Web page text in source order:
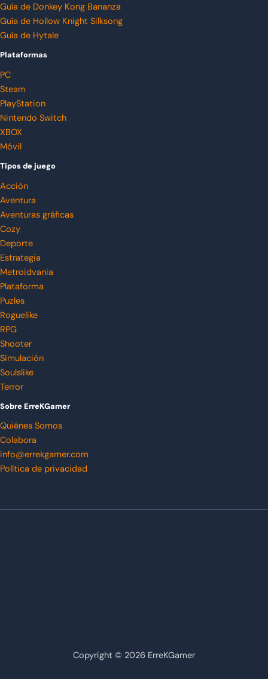
Guía de Donkey Kong Bananza
Guía de Hollow Knight Silksong
Guía de Hytale
Plataformas
PC
Steam
PlayStation
Nintendo Switch
XBOX
Móvil
Tipos de juego
Acción
Aventura
Aventuras gráficas
Cozy
Deporte
Estrategia
Metroidvania
Plataforma
Puzles
Roguelike
RPG
Shooter
Simulación
Soulslike
Terror
Sobre ErreKGamer
Quiénes Somos
Colabora
info@errekgamer.com
Política de privacidad
Copyright © 2026 ErreKGamer